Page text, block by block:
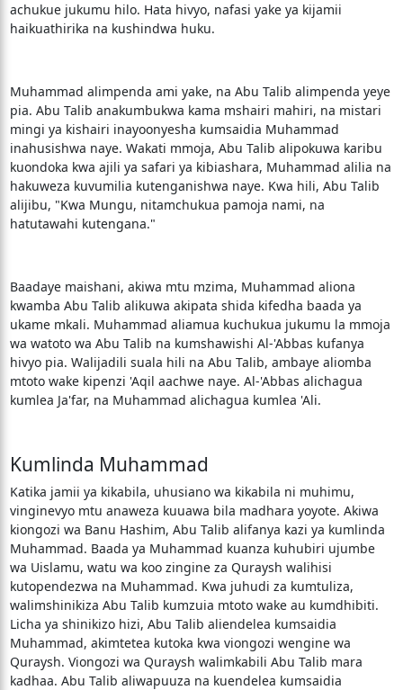
achukue jukumu hilo. Hata hivyo, nafasi yake ya kijamii
haikuathirika na kushindwa huku.
Muhammad alimpenda ami yake, na Abu Talib alimpenda yeye
pia. Abu Talib anakumbukwa kama mshairi mahiri, na mistari
mingi ya kishairi inayoonyesha kumsaidia Muhammad
inahusishwa naye. Wakati mmoja, Abu Talib alipokuwa karibu
kuondoka kwa ajili ya safari ya kibiashara, Muhammad alilia na
hakuweza kuvumilia kutenganishwa naye. Kwa hili, Abu Talib
alijibu, "Kwa Mungu, nitamchukua pamoja nami, na
hatutawahi kutengana."
Baadaye maishani, akiwa mtu mzima, Muhammad aliona
kwamba Abu Talib alikuwa akipata shida kifedha baada ya
ukame mkali. Muhammad aliamua kuchukua jukumu la mmoja
wa watoto wa Abu Talib na kumshawishi Al-'Abbas kufanya
hivyo pia. Walijadili suala hili na Abu Talib, ambaye aliomba
mtoto wake kipenzi 'Aqil aachwe naye. Al-'Abbas alichagua
kumlea Ja'far, na Muhammad alichagua kumlea 'Ali.
Kumlinda Muhammad
Katika jamii ya kikabila, uhusiano wa kikabila ni muhimu,
vinginevyo mtu anaweza kuuawa bila madhara yoyote. Akiwa
kiongozi wa Banu Hashim, Abu Talib alifanya kazi ya kumlinda
Muhammad. Baada ya Muhammad kuanza kuhubiri ujumbe
wa Uislamu, watu wa koo zingine za Quraysh walihisi
kutopendezwa na Muhammad. Kwa juhudi za kumtuliza,
walimshinikiza Abu Talib kumzuia mtoto wake au kumdhibiti.
Licha ya shinikizo hizi, Abu Talib aliendelea kumsaidia
Muhammad, akimtetea kutoka kwa viongozi wengine wa
Quraysh. Viongozi wa Quraysh walimkabili Abu Talib mara
kadhaa. Abu Talib aliwapuuza na kuendelea kumsaidia